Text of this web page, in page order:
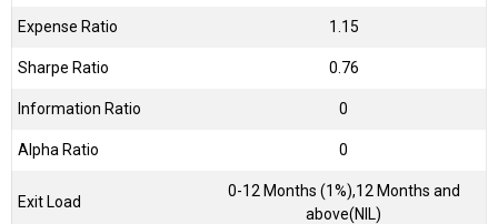
Expense Ratio 1.15
Sharpe Ratio 0.76
Information Ratio 0
Alpha Ratio 0
Exit Load
0-12 Months (1%),12 Months and
above(NIL)